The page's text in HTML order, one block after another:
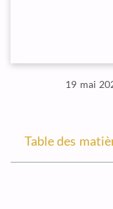
19 mai
Table des